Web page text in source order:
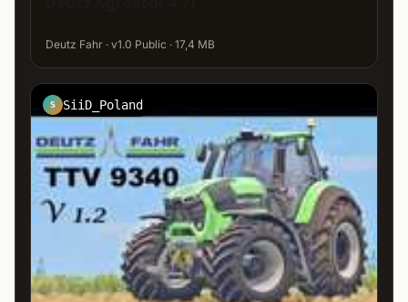
Deutz Fahr · v1.0 Public · 17,4 MB
S SiiD_Poland